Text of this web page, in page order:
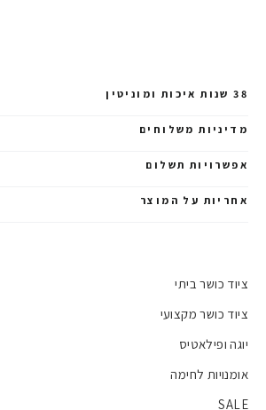
38 שנות איכות ומוניטין
מדיניות משלוחים
אפשרויות תשלום
אחריות על המוצר
ציוד כושר ביתי
ציוד כושר מקצועי
יוגה ופילאטיס
אומנויות לחימה
SALE